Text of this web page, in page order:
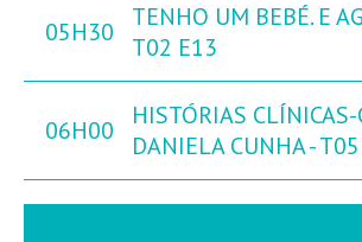
05H30
TENHO UM BEBÉ. E
T02 E13
06H00
HISTÓRIAS CLÍNICAS-
DANIELA CUNHA -